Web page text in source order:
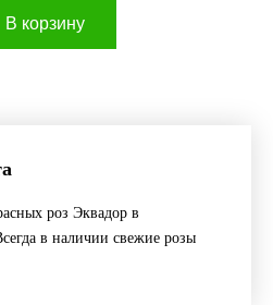
В корзину
роз Эквадор в
в наличии свежие розы